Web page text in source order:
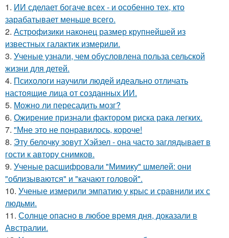
1. ИИ сделает богаче всех - и особенно тех, кто
зарабатывает меньше всего.
2. Астрофизики наконец размер крупнейшей из
известных галактик измерили.
3. Ученые узнали, чем обусловлена польза сельской
жизни для детей.
4. Психологи научили людей идеально отличать
настоящие лица от созданных ИИ.
5. Можно ли пересадить мозг?
6. Ожирение признали фактором риска рака легких.
7. "Мне это не понравилось, короче!
8. Эту белочку зовут Хэйзел - она часто заглядывает в
гости к автору снимков.
9. Ученые расшифровали "Мимику" шмелей: они
"облизываются" и "качают головой".
10. Ученые измерили эмпатию у крыс и сравнили их с
людьми.
11. Солнце опасно в любое время дня, доказали в
Австралии.